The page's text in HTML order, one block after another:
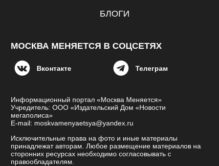
БЛОГИ
МОСКВА МЕНЯЕТСЯ В СОЦСЕТЯХ
Вконтакте Телеграм
Информационный портал «Москва Меняется»
Учредитель: ООО «Издательский Дом «Новости
мегаполиса»
E-mail: moskvamenyaetsya@yandex.ru
Исключительные права на фото и иные материалы
принадлежат авторам. Любое размещение материалов на
сторонних ресурсах необходимо согласовывать с
правообладателям.